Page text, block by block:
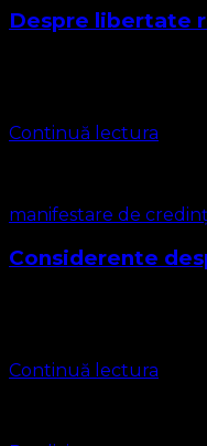
Despre libertate
Continuă lectura
manifestare de
Considerente
Continuă lectura